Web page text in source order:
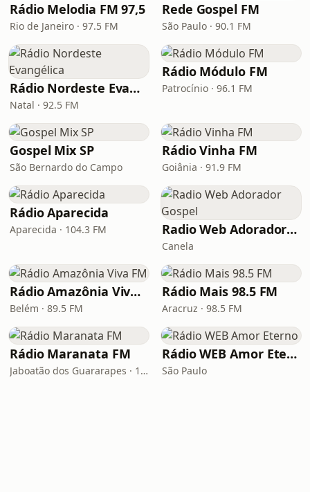
Rádio Melodia FM 97,5
Rio de Janeiro · 97.5 FM
Rede Gospel FM
São Paulo · 90.1 FM
Rádio Nordeste Evangélica
Natal · 92.5 FM
Rádio Módulo FM
Patrocínio · 96.1 FM
Gospel Mix SP
São Bernardo do Campo
Rádio Vinha FM
Goiânia · 91.9 FM
Rádio Aparecida
Aparecida · 104.3 FM Radio Web Adorador Gospel
Canela
Rádio Amazônia Viva FM
Belém · 89.5 FM
Rádio Mais 98.5 FM
Aracruz · 98.5 FM
Rádio Maranata FM
Jaboatão dos Guararapes · 103.9 FM
Rádio WEB Amor Eterno
São Paulo